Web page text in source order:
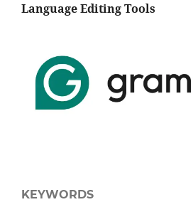
Language Editing Tools
KEYWORDS